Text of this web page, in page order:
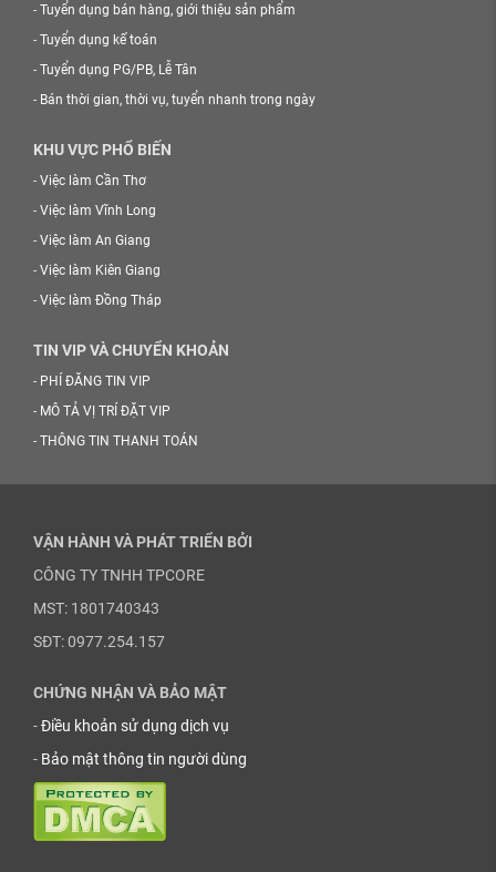
- Tuyển dụng bán hàng, giới thiệu sản phẩm
- Tuyển dụng kế toán
- Tuyển dụng PG/PB, Lễ Tân
- Bán thời gian, thời vụ, tuyển nhanh trong ngày
KHU VỰC PHỔ BIẾN
- Việc làm Cần Thơ
- Việc làm Vĩnh Long
- Việc làm An Giang
- Việc làm Kiên Giang
- Việc làm Đồng Tháp
TIN VIP VÀ CHUYỂN KHOẢN
- PHÍ ĐĂNG TIN VIP
- MÔ TẢ VỊ TRÍ ĐẶT VIP
- THÔNG TIN THANH TOÁN
VẬN HÀNH VÀ PHÁT TRIỂN BỞI
CÔNG TY TNHH TPCORE
MST: 1801740343
SĐT: 0977.254.157
CHỨNG NHẬN VÀ BẢO MẬT
-Điều khoản sử dụng dịch vụ
- Bảo mật thông tin người dùng